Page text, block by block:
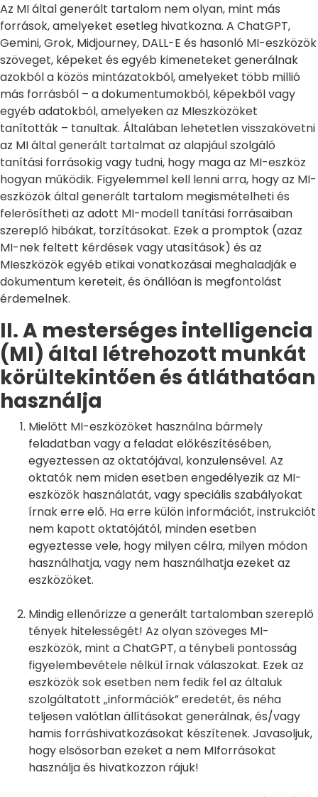
Az MI által generált tartalom nem olyan, mint más
források, amelyeket esetleg hivatkozna. A ChatGPT,
Gemini, Grok, Midjourney, DALL-E és hasonló MI-eszközök
szöveget, képeket és egyéb kimeneteket generálnak
azokból a közös mintázatokból, amelyeket több millió
más forrásból – a dokumentumokból, képekből vagy
egyéb adatokból, amelyeken az MIeszközöket
tanították – tanultak. Általában lehetetlen visszakövetni
az MI által generált tartalmat az alapjául szolgáló
tanítási forrásokig vagy tudni, hogy maga az MI-eszköz
hogyan működik. Figyelemmel kell lenni arra, hogy az MI-
eszközök által generált tartalom megismételheti és
felerősítheti az adott MI-modell tanítási forrásaiban
szereplő hibákat, torzításokat. Ezek a promptok (azaz
MI-nek feltett kérdések vagy utasítások) és az
MIeszközök egyéb etikai vonatkozásai meghaladják e
dokumentum kereteit, és önállóan is megfontolást
érdemelnek.
II. A mesterséges intelligencia
(MI) által létrehozott munkát
körültekintően és átláthatóan
használja
Mielőtt MI-eszközöket használna bármely
feladatban vagy a feladat előkészítésében,
egyeztessen az oktatójával, konzulensével. Az
oktatók nem miden esetben engedélyezik az MI-
eszközök használatát, vagy speciális szabályokat
írnak erre elő. Ha erre külön információt, instrukciót
nem kapott oktatójától, minden esetben
egyeztesse vele, hogy milyen célra, milyen módon
használhatja, vagy nem használhatja ezeket az
eszközöket.
Mindig ellenőrizze a generált tartalomban szereplő
tények hitelességét! Az olyan szöveges MI-
eszközök, mint a ChatGPT, a ténybeli pontosság
figyelembevétele nélkül írnak válaszokat. Ezek az
eszközök sok esetben nem fedik fel az általuk
szolgáltatott „információk” eredetét, és néha
teljesen valótlan állításokat generálnak, és/vagy
hamis forráshivatkozásokat készítenek. Javasoljuk,
hogy elsősorban ezeket a nem MIforrásokat
használja és hivatkozzon rájuk!